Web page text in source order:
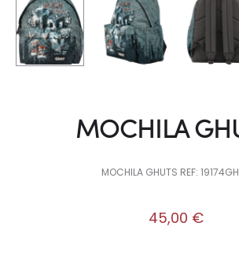
MOCHILA
MOCHILA GHUTS REF:
45,00 €